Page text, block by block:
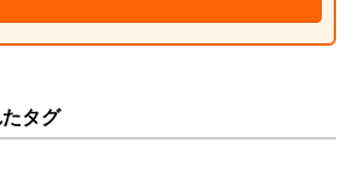
タグ